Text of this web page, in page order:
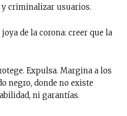
criminalizar usuarios.
de la corona: creer que la
Expulsa. Margina a los
negro, donde no existe
ni garantías.